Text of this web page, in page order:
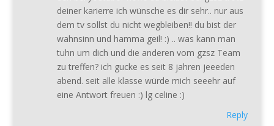
deiner karierre ich wünsche es dir sehr.. nur aus
dem tv sollst du nicht wegbleiben!! du bist der
wahnsinn und hamma geil! :) .. was kann man
tuhn um dich und die anderen vom gzsz Team
zu treffen? ich gucke es seit 8 jahren jeeeden
abend. seit alle klasse würde mich seeehr auf
eine Antwort freuen :) lg celine :)
Reply